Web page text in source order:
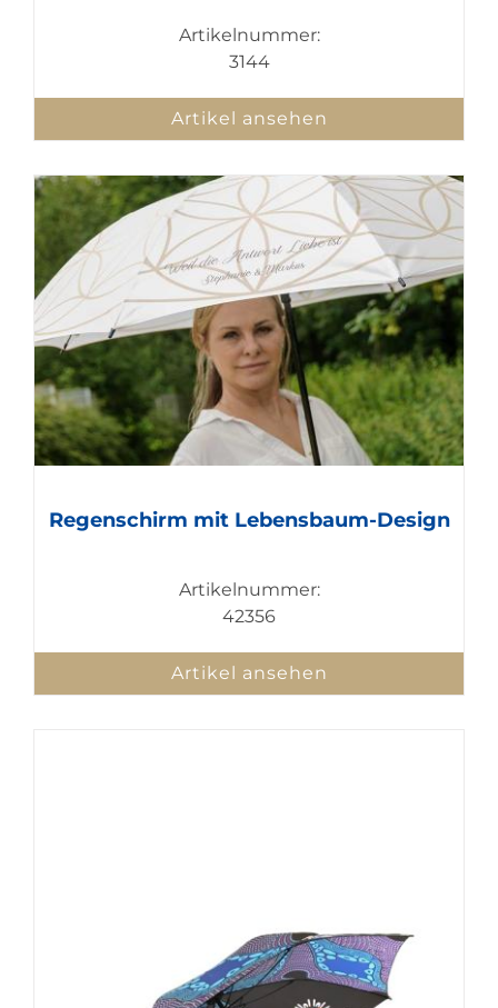
Artikelnummer:
3144
Artikel ansehen
Regenschirm mit Lebensbaum-Design
Artikelnummer:
42356
Artikel ansehen